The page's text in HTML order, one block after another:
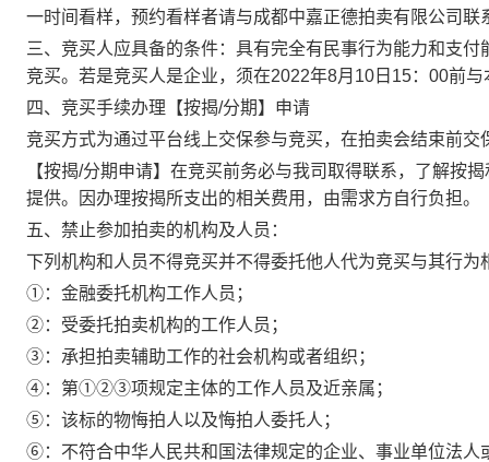
一时间看样，预约看样者请与成都中嘉正德拍卖有限公司联
三、竞买人应具备的条件：具有完全有民事行为能力和支
竞买。 若是竞买人是企业，须在2022年8月10日15：00前与
四、 竞买手续办理【按揭/分期】申请
竞买方式为通过平台线上交保参与竞买，在拍卖会结束前
【按揭/分期申请】在竞买前务必与我司取得联系，了解按
提供。因办理按揭所支出的相关费用，由需求方自行负担。
五、 禁止参加拍卖的机构及人员：
下列机构和人员不得竞买并不得委托他人代为竞买与其行为
①：金融委托机构工作人员；
②：受委托拍卖机构的工作人员；
③：承担拍卖辅助工作的社会机构或者组织；
④：第①②③项规定主体的工作人员及近亲属；
⑤：该标的物悔拍人以及悔拍人委托人；
⑥：不符合中华人民共和国法律规定的企业、事业单位法人